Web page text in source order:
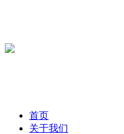
首页
关于我们